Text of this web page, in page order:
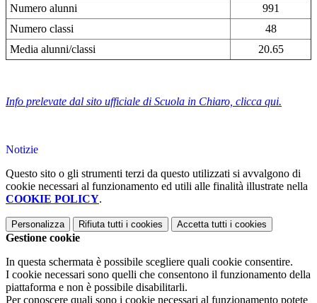
Numero alunni
991
Numero classi
48
Media alunni/classi
20.65
Info prelevate dal sito ufficiale di Scuola in Chiaro, clicca qui.
Notizie
Questo sito o gli strumenti terzi da questo utilizzati si avvalgono di
cookie necessari al funzionamento ed utili alle finalità illustrate nella
COOKIE POLICY.
Personalizza Rifiuta tutti i cookies Accetta tutti i cookies
Gestione cookie
In questa schermata è possibile scegliere quali cookie consentire.
I cookie necessari sono quelli che consentono il funzionamento della
piattaforma e non è possibile disabilitarli.
Per conoscere quali sono i cookie necessari al funzionamento potete